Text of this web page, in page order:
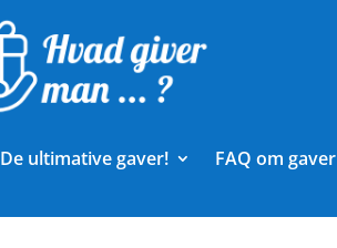
De ultimative gaver! FAQ om gaver